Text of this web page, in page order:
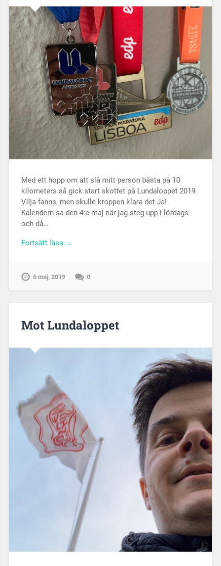
Med ett hopp om att slå mitt person bästa på 10
kilometers så gick start skottet på Lundaloppet 2019.
Vilja fanns, men skulle kroppen klara det Ja!
Kalendern sa den 4:e maj när jag steg upp i lördags
och då…
Fortsätt läsa →
6 maj, 2019 0
Mot Lundaloppet